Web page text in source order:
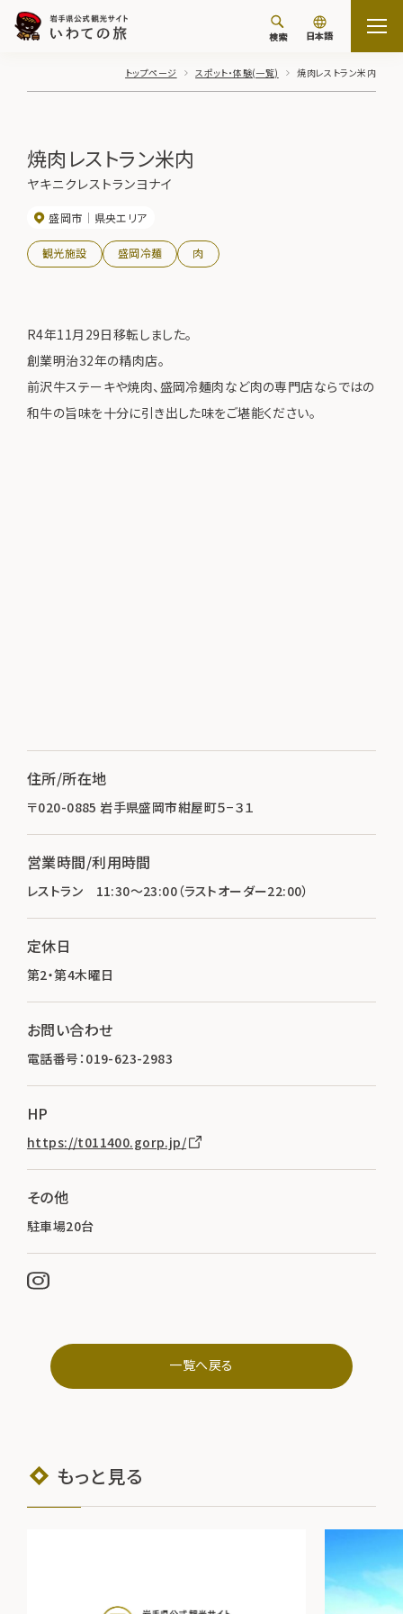
検索 日本語
トップページ スポット・体験(一覧) 焼肉レストラン米内
焼肉レストラン米内
ヤキニクレストランヨナイ
盛岡市 県央エリア
観光施設 盛岡冷麺 肉
R4年11月29日移転しました。
創業明治32年の精肉店。
前沢牛ステーキや焼肉、盛岡冷麺肉など肉の専門店ならではの
和牛の旨味を十分に引き出した味をご堪能ください。
住所/所在地
〒020-0885 岩手県盛岡市紺屋町５−３１
営業時間/利用時間
レストラン 11:30～23:00（ラストオーダー22:00）
定休日
第2・第4木曜日
お問い合わせ
電話番号：019-623-2983
HP
https://t011400.gorp.jp/
その他
駐車場20台
一覧へ戻る
もっと見る